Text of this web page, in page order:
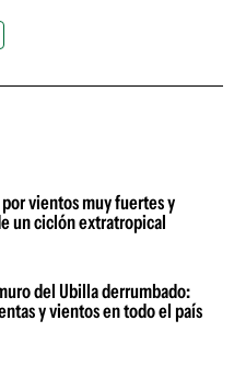
vientos muy fuertes y
un ciclón extratropical
del Ubilla derrumbado:
y vientos en todo el país